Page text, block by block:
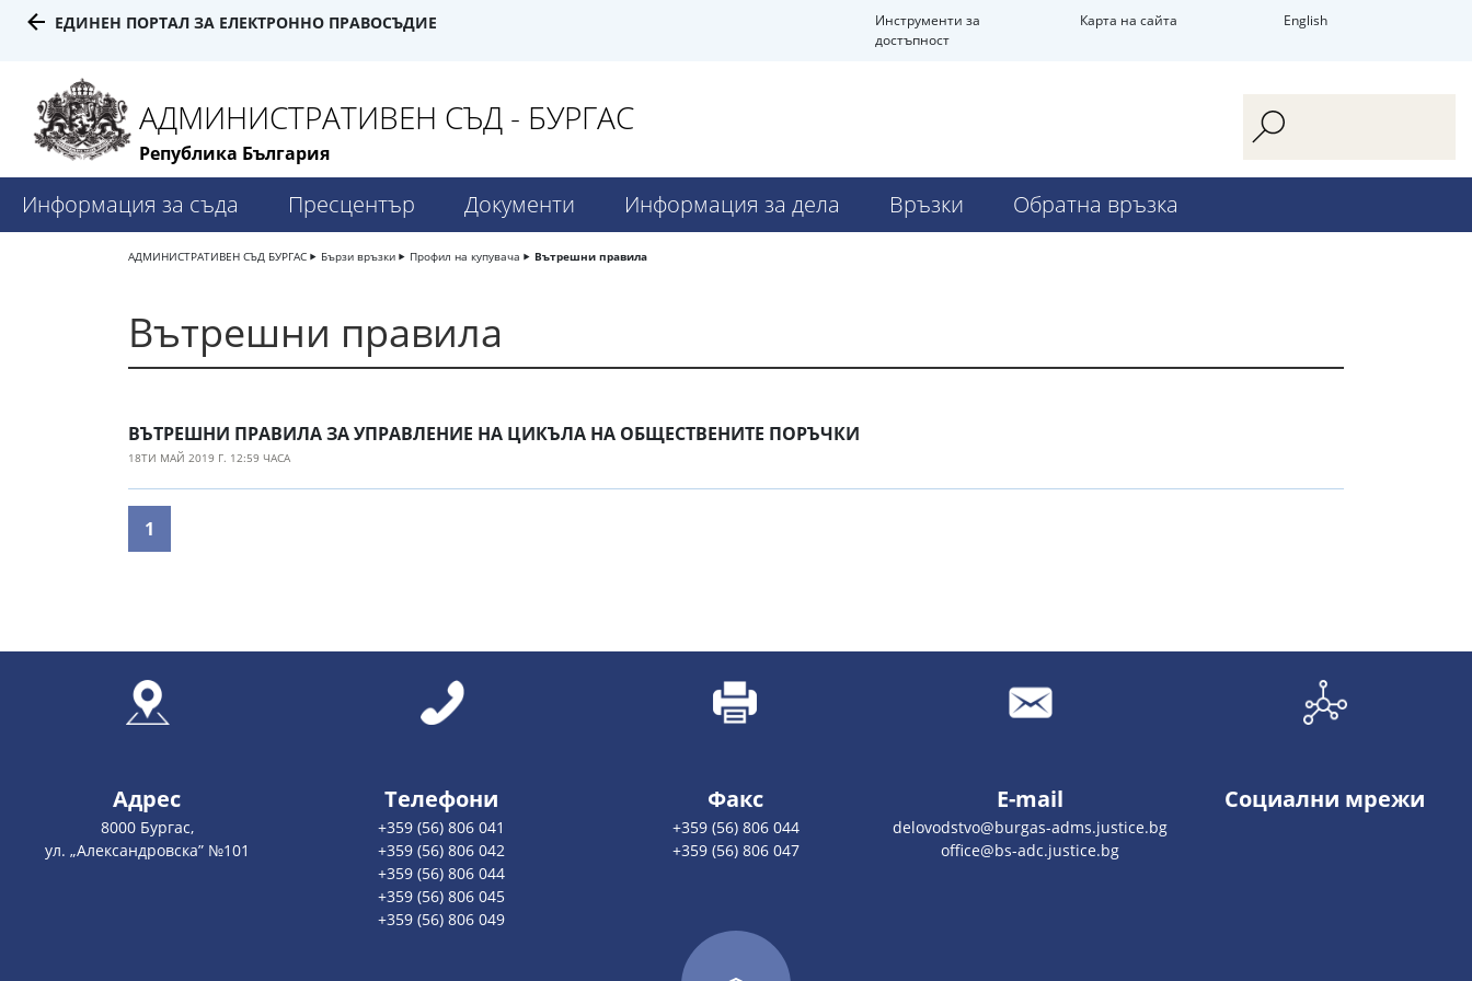
ЕДИНЕН ПОРТАЛ ЗА ЕЛЕКТРОННО ПРАВОСЪДИЕ
Инструменти за
достъпност
Карта на сайта English
АДМИНИСТРАТИВЕН СЪД - БУРГАС
Република България
Информация за съда Пресцентър Документи Информация за дела Връзки Обратна връзка
АДМИНИСТРАТИВЕН СЪД БУРГАС Бързи връзки Профил на купувача Вътрешни правила
Вътрешни правила
ВЪТРЕШНИ ПРАВИЛА ЗА УПРАВЛЕНИЕ НА ЦИКЪЛА НА ОБЩЕСТВЕНИТЕ ПОРЪЧКИ
18ТИ МАЙ 2019 Г. 12:59 ЧАСА
1
Адрес
8000 Бургас,
ул. „Александровска” №101
Телефони
+359 (56) 806 041
+359 (56) 806 042
+359 (56) 806 044
+359 (56) 806 045
+359 (56) 806 049
Факс
+359 (56) 806 044
+359 (56) 806 047
E-mail
delovodstvo@burgas-adms.justice.bg
office@bs-adc.justice.bg
Социални мрежи